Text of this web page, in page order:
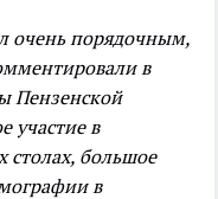
очень порядочным,
в
Пензенской
участие в
столах, большое
в